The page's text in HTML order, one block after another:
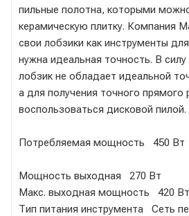
пильные полотна, которыми
керамическую плитку. Компания
свои лобзики как инструменты
нужна идеальная точность. В силу
лобзик не обладает идеальной
а для получения точного прямого
воспользоваться дисковой пилой.
Потребляемая мощность 450 Вт
Мощность выходная 270 Вт
Макс. выходная мощность 420 Вт
Тип питания инструмента Сеть